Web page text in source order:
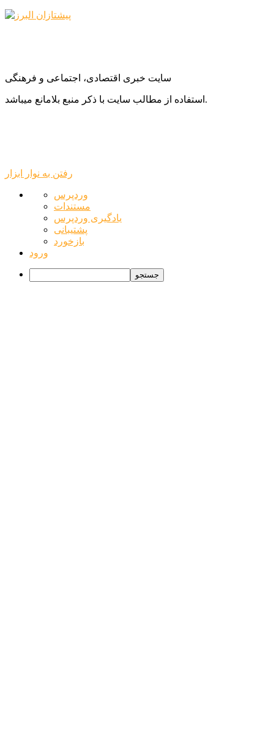
سایت خبری اقتصادی، اجتماعی و فرهنگی
استفاده از مطالب سایت با ذکر منبع بلامانع میباشد.
رفتن به نوار ابزار
درباره
وردپرس
وردپرس
مستندات
یادگیری وردپرس
پشتیبانی
بازخورد
ورود
جستجو